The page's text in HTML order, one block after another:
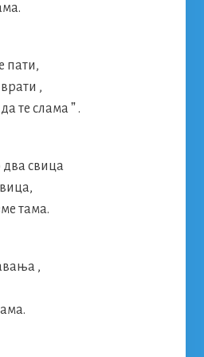
пати,
,
те слама ˮ .
свица
тама.
,